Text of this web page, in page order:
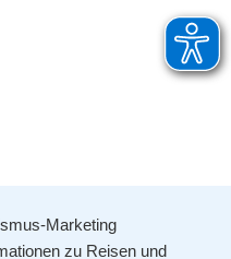
Marketing
zu Reisen und